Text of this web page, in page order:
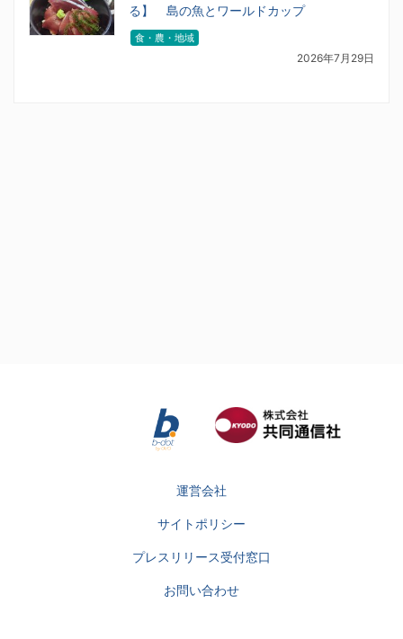
る】 島の魚とワールドカップ
食・農・地域
2026年7月29日
運営会社
サイトポリシー
プレスリリース受付窓口
お問い合わせ